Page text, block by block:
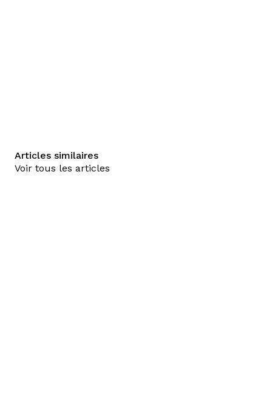
Articles similaires
Voir tous les articles